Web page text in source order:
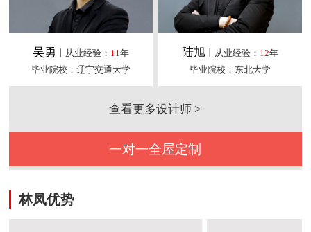
吴勇 丨从业经验： 11年
毕业院校：辽宁交通大学
陆旭丨从业经验： 12年
毕业院校：东北大学
查看更多设计师 >
一对一全屋定制
林凤优势